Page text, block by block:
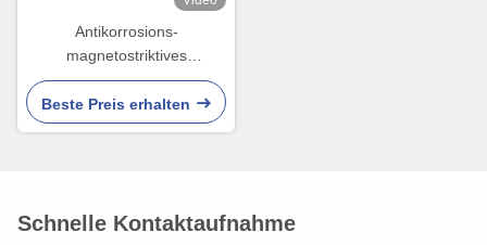
Antikorrosions-
magnetostriktives
waagerecht ausgerichtetes
Messgerät HART Float Level
Transmitter
Beste Preis erhalten
Schnelle Kontaktaufnahme